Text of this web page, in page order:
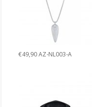
€49,90 AZ-NL003-A